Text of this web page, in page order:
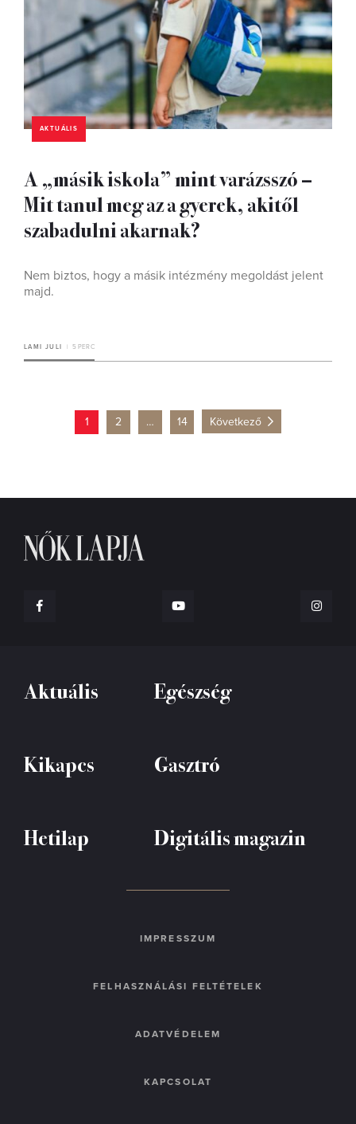
AKTUÁLIS
A „másik iskola” mint varázsszó –
Mit tanul meg az a gyerek, akitől
szabadulni akarnak?
Nem biztos, hogy a másik intézmény megoldást jelent
majd.
LAMI JULI 5 PERC
1 2 … 14 Következő
Aktuális Egészség
Kikapcs Gasztró
Hetilap Digitális magazin
IMPRESSZUM
FELHASZNÁLÁSI FELTÉTELEK
ADATVÉDELEM
KAPCSOLAT